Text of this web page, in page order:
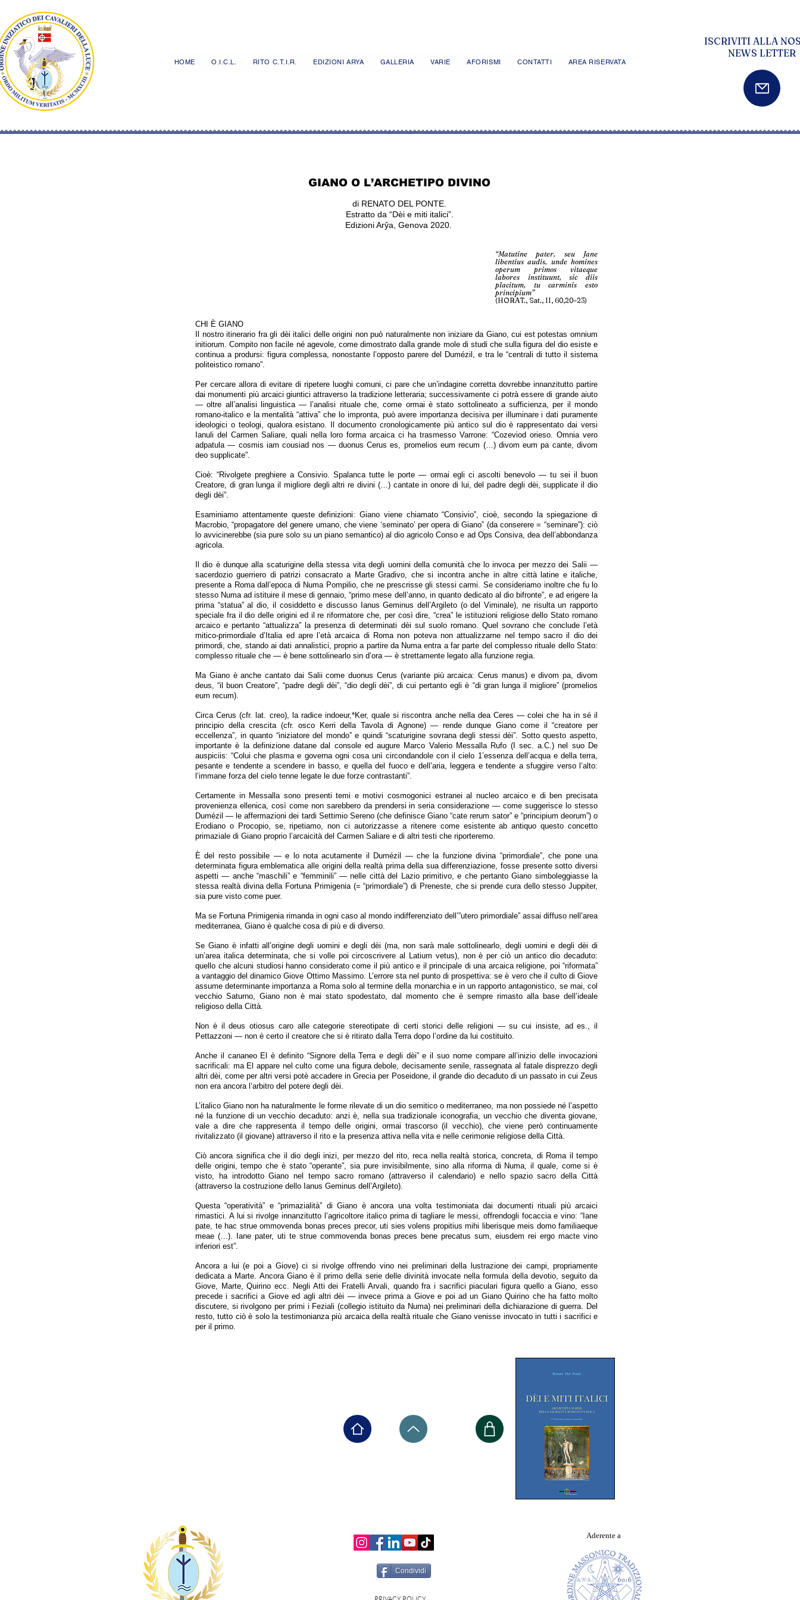
HOME O.I.C.L. RITO C.T.I.R. EDIZIONI ARYA GALLERIA VARIE AFORISMI CONTATTI AREA RISERVATA
ISCRIVITI ALLA
NEWS LETTER
GIANO O L’ARCHETIPO DIVINO
di RENATO DEL PONTE.
Estratto da “Dèi e miti italici”.
Edizioni Arŷa, Genova 2020.
“Matutine pater, seu Jane
libentius audis, unde homines
operum primos vitaeque
labores instituunt, sic diis
placitum, tu carminis esto
principium”
(HORAT., Sat., II, 60,20–23)
CHI È GIANO
Il nostro itinerario fra gli dèi italici delle origini non può naturalmente non iniziare da Giano, cui est potestas omnium
initiorum. Compito non facile né agevole, come dimostrato dalla grande mole di studi che sulla figura del dio esiste e
continua a prodursi: figura complessa, nonostante l’opposto parere del Dumézil, e tra le “centrali di tutto il sistema
politeistico romano”.
Per cercare allora di evitare di ripetere luoghi comuni, ci pare che un’indagine corretta dovrebbe innanzitutto partire
dai monumenti più arcaici giuntici attraverso la tradizione letteraria; successivamente ci potrà essere di grande aiuto
— oltre all’analisi linguistica — l’analisi rituale che, come ormai è stato sottolineato a sufficienza, per il mondo
romano-italico e la mentalità “attiva” che lo impronta, può avere importanza decisiva per illuminare i dati puramente
ideologici o teologi, qualora esistano. Il documento cronologicamente più antico sul dio è rappresentato dai versi
Ianuli del Carmen Saliare, quali nella loro forma arcaica ci ha trasmesso Varrone: “Cozeviod orieso. Omnia vero
adpatula — cosmis iam cousiad nos — duonus Cerus es, promelios eum recum (…) divom eum pa cante, divom
deo supplicate”.
Cioè: “Rivolgete preghiere a Consivio. Spalanca tutte le porte — ormai egli ci ascolti benevolo — tu sei il buon
Creatore, di gran lunga il migliore degli altri re divini (…) cantate in onore di lui, del padre degli dèi, supplicate il dio
degli dèi”.
Esaminiamo attentamente queste definizioni: Giano viene chiamato “Consivio”, cioè, secondo la spiegazione di
Macrobio, “propagatore del genere umano, che viene ‘seminato’ per opera di Giano” (da conserere = “seminare”): ciò
lo avvicinerebbe (sia pure solo su un piano semantico) al dio agricolo Conso e ad Ops Consiva, dea dell’abbondanza
agricola.
Il dio è dunque alla scaturigine della stessa vita degli uomini della comunità che lo invoca per mezzo dei Salii —
sacerdozio guerriero di patrizi consacrato a Marte Gradivo, che si incontra anche in altre città latine e italiche,
presente a Roma dall’epoca di Numa Pompilio, che ne prescrisse gli stessi carmi. Se consideriamo inoltre che fu lo
stesso Numa ad istituire il mese di gennaio, “primo mese dell’anno, in quanto dedicato al dio bifronte”, e ad erigere la
prima “statua” al dio, il cosiddetto e discusso Ianus Geminus dell’Argileto (o del Viminale), ne risulta un rapporto
speciale fra il dio delle origini ed il re riformatore che, per così dire, “crea” le istituzioni religiose dello Stato romano
arcaico e pertanto “attualizza” la presenza di determinati dèi sul suolo romano. Quel sovrano che conclude l’età
mitico-primordiale d’Italia ed apre l’età arcaica di Roma non poteva non attualizzarne nel tempo sacro il dio dei
primordi, che, stando ai dati annalistici, proprio a partire da Numa entra a far parte del complesso rituale dello Stato:
complesso rituale che — è bene sottolinearlo sin d’ora — è strettamente legato alla funzione regia.
Ma Giano è anche cantato dai Salii come duonus Cerus (variante più arcaica: Cerus manus) e divom pa, divom
deus, “il buon Creatore”, “padre degli dèi”, “dio degli dèi”, di cui pertanto egli è “di gran lunga il migliore” (promelios
eum recum).
Circa Cerus (cfr. lat. creo), la radice indoeur,*Ker, quale si riscontra anche nella dea Ceres — colei che ha in sé il
principio della crescita (cfr. osco Kerri della Tavola di Agnone) — rende dunque Giano come il “creatore per
eccellenza”, in quanto “iniziatore del mondo” e quindi “scaturigine sovrana degli stessi dèi”. Sotto questo aspetto,
importante è la definizione datane dal console ed augure Marco Valerio Messalla Rufo (I sec. a.C.) nel suo De
auspiciis: “Colui che plasma e governa ogni cosa unì circondandole con il cielo 1’essenza dell’acqua e della terra,
pesante e tendente a scendere in basso, e quella del fuoco e dell’aria, leggera e tendente a sfuggire verso l’alto:
l’immane forza del cielo tenne legate le due forze contrastanti”.
Certamente in Messalla sono presenti temi e motivi cosmogonici estranei al nucleo arcaico e di ben precisata
provenienza ellenica, così come non sarebbero da prendersi in seria considerazione — come suggerisce lo stesso
Dumézil — le affermazioni dei tardi Settimio Sereno (che definisce Giano “cate rerum sator” e “principium deorum”) o
Erodiano o Procopio, se, ripetiamo, non ci autorizzasse a ritenere come esistente ab antiquo questo concetto
primaziale di Giano proprio l’arcaicità del Carmen Saliare e di altri testi che riporteremo.
È del resto possibile — e lo nota acutamente il Dumézil — che la funzione divina “primordiale”, che pone una
determinata figura emblematica alle origini della realtà prima della sua differenziazione, fosse presente sotto diversi
aspetti — anche “maschili” e “femminili” — nelle città del Lazio primitivo, e che pertanto Giano simboleggiasse la
stessa realtà divina della Fortuna Primigenia (= “primordiale”) di Preneste, che si prende cura dello stesso Juppiter,
sia pure visto come puer.
Ma se Fortuna Primigenia rimanda in ogni caso al mondo indifferenziato dell’”utero primordiale” assai diffuso nell’area
mediterranea, Giano è qualche cosa di più e di diverso.
Se Giano è infatti all’origine degli uomini e degli dèi (ma, non sarà male sottolinearlo, degli uomini e degli dèi di
un’area italica determinata, che si volle poi circoscrivere al Latium vetus), non è per ciò un antico dio decaduto:
quello che alcuni studiosi hanno considerato come il più antico e il principale di una arcaica religione, poi “riformata”
a vantaggio del dinamico Giove Ottimo Massimo. L’errore sta nel punto di prospettiva: se è vero che il culto di Giove
assume determinante importanza a Roma solo al termine della monarchia e in un rapporto antagonistico, se mai, col
vecchio Saturno, Giano non è mai stato spodestato, dal momento che è sempre rimasto alla base dell’ideale
religioso della Città.
Non è il deus otiosus caro alle categorie stereotipate di certi storici delle religioni — su cui insiste, ad es., il
Pettazzoni — non è certo il creatore che si è ritirato dalla Terra dopo l’ordine da lui costituito.
Anche il cananeo El è definito “Signore della Terra e degli dèi” e il suo nome compare all’inizio delle invocazioni
sacrificali: ma El appare nel culto come una figura debole, decisamente senile, rassegnata al fatale disprezzo degli
altri dèi, come per altri versi potè accadere in Grecia per Poseidone, il grande dio decaduto di un passato in cui Zeus
non era ancora l’arbitro del potere degli dèi.
L’italico Giano non ha naturalmente le forme rilevate di un dio semitico o mediterraneo, ma non possiede né l’aspetto
né la funzione di un vecchio decaduto: anzi è, nella sua tradizionale iconografia, un vecchio che diventa giovane,
vale a dire che rappresenta il tempo delle origini, ormai trascorso (il vecchio), che viene però continuamente
rivitalizzato (il giovane) attraverso il rito e la presenza attiva nella vita e nelle cerimonie religiose della Città.
Ciò ancora significa che il dio degli inizi, per mezzo del rito, reca nella realtà storica, concreta, di Roma il tempo
delle origini, tempo che è stato “operante”, sia pure invisibilmente, sino alla riforma di Numa, il quale, come si è
visto, ha introdotto Giano nel tempo sacro romano (attraverso il calendario) e nello spazio sacro della Città
(attraverso la costruzione dello Ianus Geminus dell’Argileto).
Questa “operatività” e “primazialità” di Giano è ancora una volta testimoniata dai documenti rituali più arcaici
rimastici. A lui si rivolge innanzitutto l’agricoltore italico prima di tagliare le messi, offrendogli focaccia e vino: “Iane
pate, te hac strue ommovenda bonas preces precor, uti sies volens propitius mihi liberisque meis domo familiaeque
meae (…). Iane pater, uti te strue commovenda bonas preces bene precatus sum, eiusdem rei ergo macte vino
inferiori est”.
Ancora a lui (e poi a Giove) ci si rivolge offrendo vino nei preliminari della lustrazione dei campi, propriamente
dedicata a Marte. Ancora Giano è il primo della serie delle divinità invocate nella formula della devotio, seguito da
Giove, Marte, Quirino ecc. Negli Atti dei Fratelli Arvali, quando fra i sacrifici piaculari figura quello a Giano, esso
precede i sacrifici a Giove ed agli altri dèi — invece prima a Giove e poi ad un Giano Quirino che ha fatto molto
discutere, si rivolgono per primi i Feziali (collegio istituito da Numa) nei preliminari della dichiarazione di guerra. Del
resto, tutto ciò è solo la testimonianza più arcaica della realtà rituale che Giano venisse invocato in tutti i sacrifici e
per il primo.
Condividi
Aderente a